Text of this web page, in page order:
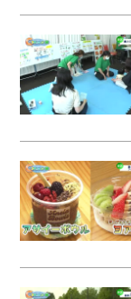
【変更点】
◆デザイン
の動画コン
◆当社アプ
でも・どこ
CCNetサ
番組をご視
【ご注意】
2024年9月
ビス向上
『CCNet